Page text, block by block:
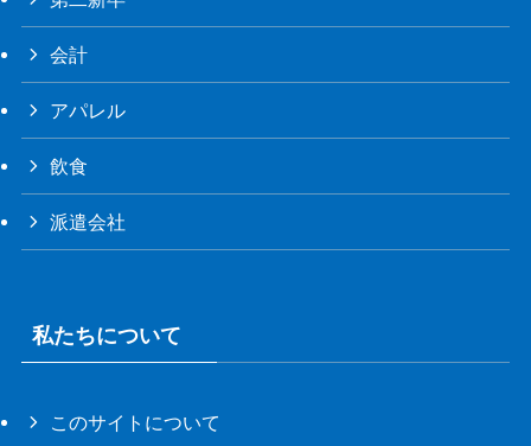
会計
アパレル
飲食
派遣会社
私たちについて
このサイトについて